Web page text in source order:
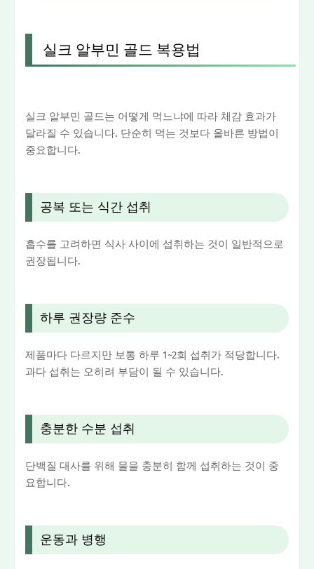
실크 알부민 골드 복용법
실크 알부민 골드는 어떻게 먹느냐에 따라 체감 효과가
달라질 수 있습니다. 단순히 먹는 것보다 올바른 방법이
중요합니다.
공복 또는 식간 섭취
흡수를 고려하면 식사 사이에 섭취하는 것이 일반적으로
권장됩니다.
하루 권장량 준수
제품마다 다르지만 보통 하루 1~2회 섭취가 적당합니다.
과다 섭취는 오히려 부담이 될 수 있습니다.
충분한 수분 섭취
단백질 대사를 위해 물을 충분히 함께 섭취하는 것이 중
요합니다.
운동과 병행